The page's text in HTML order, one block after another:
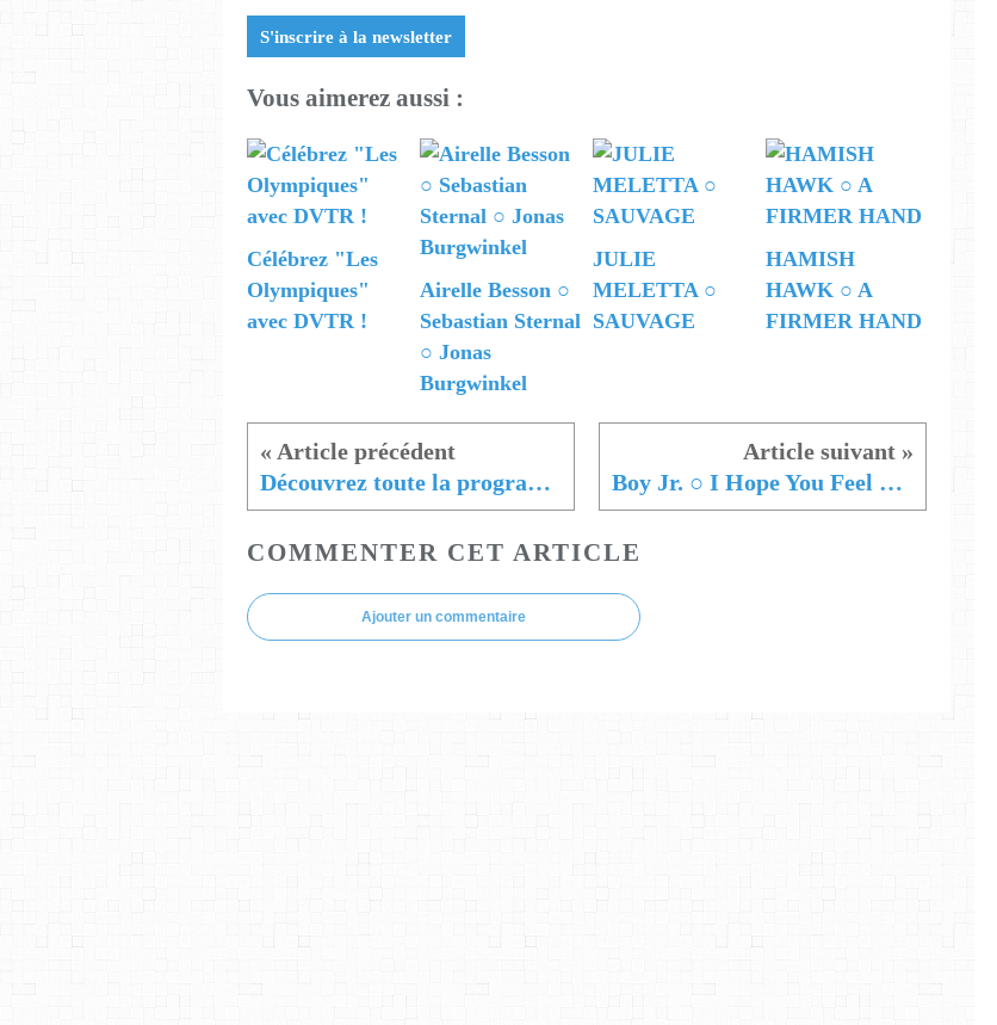
S'inscrire à la newsletter
Vous aimerez aussi :
Célébrez "Les
Olympiques"
avec DVTR !
Airelle Besson ○
Sebastian Sternal
○ Jonas
Burgwinkel
JULIE
MELETTA ○
SAUVAGE
HAMISH
HAWK ○ A
FIRMER HAND
Découvrez toute la programmation du Théatre L'Optimist Boy Jr. ○ I Hope You Feel Terrible
COMMENTER CET ARTICLE
Ajouter un commentaire